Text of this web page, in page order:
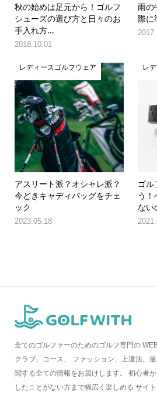
秋の始めは足元から！ゴルフ
シューズの選び方と日々のお
手入れ方...
2018.10.01
雨の
際に
レディースゴルフウェア
アスリート派？オシャレ派？
今どきキャディバッグをチェ
ック
2023.05.18
レ
ゴル
う！
ない
全てのゴルファーのためのゴルフ専門の
クラブ、コース、 ファッション、上達法、
関する全ての情報をお届けします。 初心者
したことがない方まで幅広く楽しめる サイト